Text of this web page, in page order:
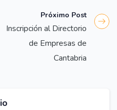
Próximo Post
Inscripción al Directorio
de Empresas de
Cantabria